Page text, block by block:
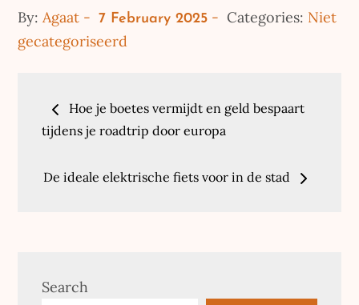
By: Agaat
Posted
on
7 February 2025 Categories: Niet
gecategoriseerd
Post
navigation
Hoe je boetes vermijdt en geld bespaart
tijdens je roadtrip door europa
De ideale elektrische fiets voor in de stad
Search